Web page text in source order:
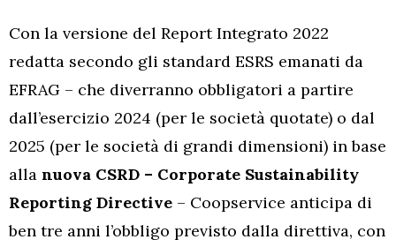
Con la versione del Report Integrato 2022
redatta secondo gli standard ESRS emanati da
EFRAG – che diverranno obbligatori a partire
dall’esercizio 2024 (per le società quotate) o dal
2025 (per le società di grandi dimensioni) in base
alla nuova CSRD – Corporate Sustainability
Reporting Directive – Coopservice anticipa di
ben tre anni l’obbligo previsto dalla direttiva, con